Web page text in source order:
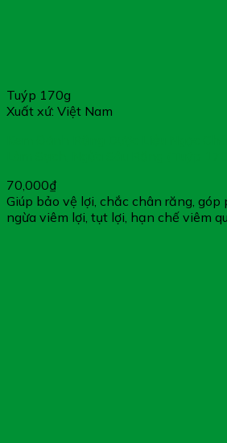
Tuýp 170g
Xuất xứ: Việt Nam
70,000₫
Giúp bảo vệ lợi, chắc chân răng, góp
ngừa viêm lợi, tụt lợi, hạn chế viêm